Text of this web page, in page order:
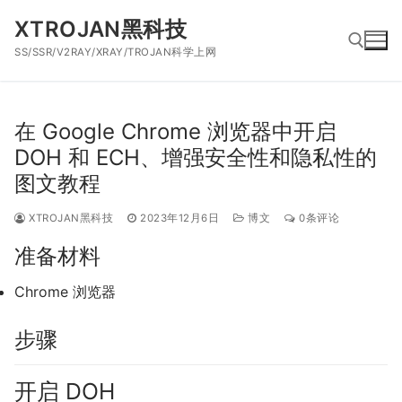
XTROJAN黑科技
SS/SSR/V2RAY/XRAY/TROJAN科学上网
搜索：
在 Google Chrome 浏览器中开启
DOH 和 ECH、增强安全性和隐私性的
图文教程
XTROJAN黑科技 2023年12月6日 博文 0条评论
准备材料
Chrome 浏览器
步骤
开启 DOH